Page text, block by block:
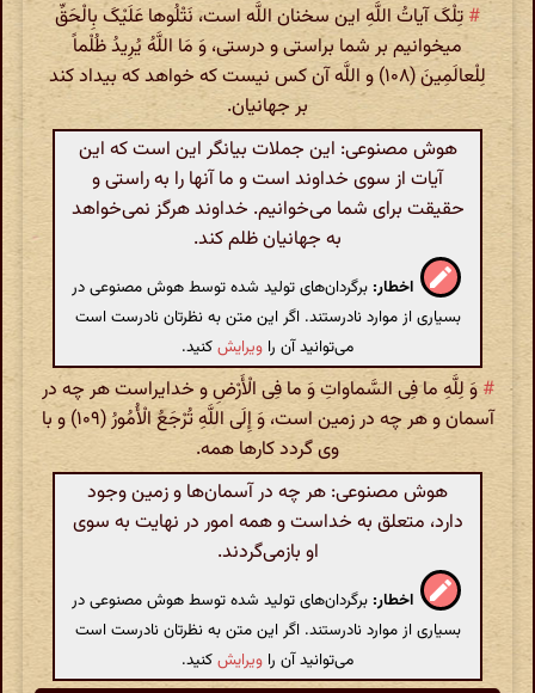
# تِلْکَ آیاتُ اللَّهِ این سخنان اللَّه است، نَتْلُوها عَلَیْکَ بِالْحَقِّ
میخوانیم بر شما براستی و درستی، وَ مَا اللَّهُ یُرِیدُ ظُلْماً
لِلْعالَمِینَ (۱۰۸) و اللَّه آن کس نیست که خواهد که بیداد کند
بر جهانیان.
هوش مصنوعی: این جملات بیانگر این است که این
آیات از سوی خداوند است و ما آنها را به راستی و
حقیقت برای شما می‌خوانیم. خداوند هرگز نمی‌خواهد
به جهانیان ظلم کند.
اخطار: برگردان‌های تولید شده توسط هوش مصنوعی در
بسیاری از موارد نادرستند. اگر این متن به نظرتان نادرست است
می‌توانید آن را ویرایشکنید.
# وَ لِلَّهِ ما فِی السَّماواتِ وَ ما فِی الْأَرْضِ و خدایراست هر چه در
آسمان و هر چه‌ در زمین است، وَ إِلَی اللَّهِ تُرْجَعُ الْأُمُورُ (۱۰۹) و با
وی گردد کارها همه.
هوش مصنوعی: هر چه در آسمان‌ها و زمین وجود
دارد، متعلق به خداست و همه امور در نهایت به سوی
او بازمی‌گردند.
اخطار: برگردان‌های تولید شده توسط هوش مصنوعی در
بسیاری از موارد نادرستند. اگر این متن به نظرتان نادرست است
می‌توانید آن را ویرایشکنید.